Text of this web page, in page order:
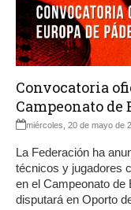
Convocatoria
Campeonato de
miércoles, 20 de mayo de
La Federación ha
técnicos y jugadores
en el Campeonato de
disputará en Oporto